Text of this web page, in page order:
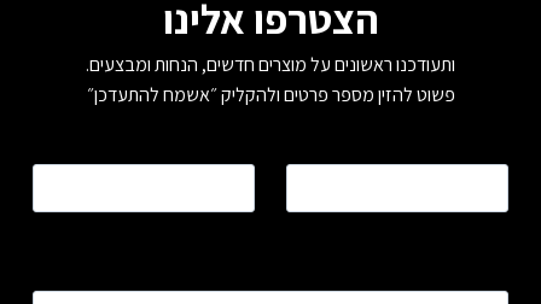
הצטרפו אלינו
ותעודכנו ראשונים על מוצרים חדשים, הנחות ומבצעים.
פשוט להזין מספר פרטים ולהקליק ״אשמח להתעדכן״